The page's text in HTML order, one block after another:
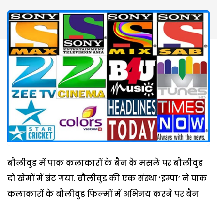
बौलीवुड में पाक कलाकारों के बैन के मसले पर बौलीवुड
दो खेमों में बंट गया. बौलीवुड की एक संस्था ‘इम्पा’ ने पाक
कलाकारों के बौलीवुड फिल्मों में अभिनय करने पर बैन